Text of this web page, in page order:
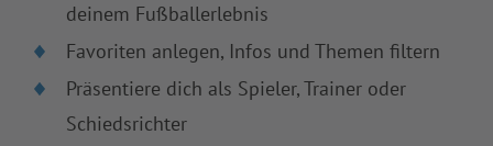
deinem Fußballerlebnis
Favoriten anlegen, Infos und Themen filtern
Präsentiere dich als Spieler, Trainer oder
Schiedsrichter